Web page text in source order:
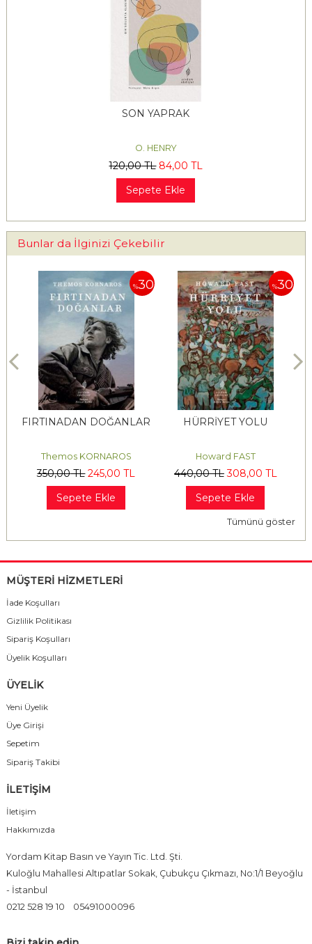
SON YAPRAK
O. HENRY
120,00TL 84,00 TL
Sepete Ekle
Bunlar da İlginizi Çekebilir
%30
FIRTINADAN DOĞANLAR
Themos KORNAROS
350,00TL 245,00 TL
Sepete Ekle
%30
HÜRRİYET YOLU
Howard FAST
440,00TL 308,00 TL
Sepete Ekle
Tümünü göster
MÜŞTERİ HİZMETLERİ
İade Koşulları
Gizlilik Politikası
Sipariş Koşulları
Üyelik Koşulları
ÜYELİK
Yeni Üyelik
Üye Girişi
Sepetim
Sipariş Takibi
İLETİŞİM
İletişim
Hakkımızda
Yordam Kitap Basın ve Yayın Tic. Ltd. Şti.
Kuloğlu Mahallesi Altıpatlar Sokak, Çubukçu Çıkmazı, No:1/1 Beyoğlu
- İstanbul
0212 528 19 10
05491000096